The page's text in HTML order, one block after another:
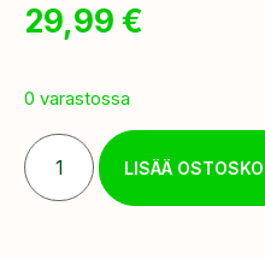
29,99 €
0 varastossa
LISÄÄ